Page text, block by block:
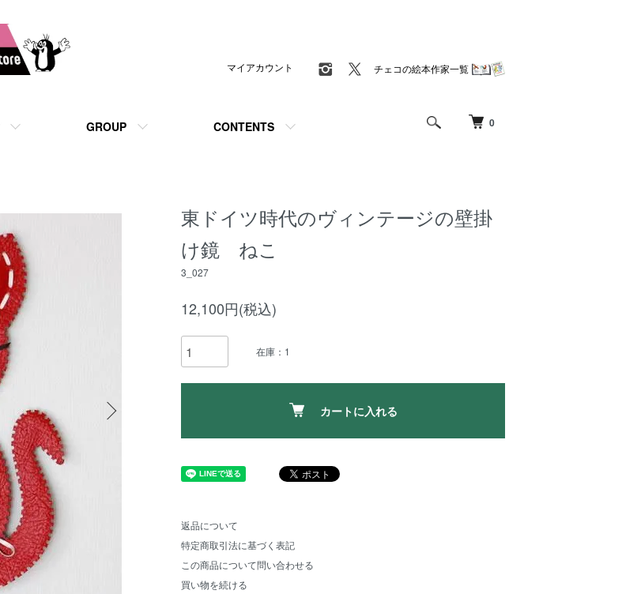
0
GROUP CONTENTS
マイアカウント チェコの絵本作家一覧
東ドイツ時代のヴィンテージの壁掛
け鏡 ねこ
3_027
12,100円(税込)
在庫：1
カートに入れる
返品について
特定商取引法に基づく表記
この商品について問い合わせる
買い物を続ける